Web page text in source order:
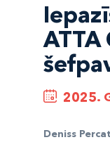
ATTA
2025.
Deniss